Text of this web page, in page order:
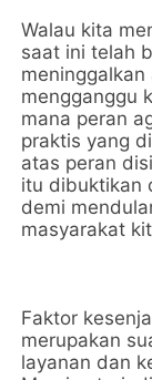
Walau kita
saat ini telah
mengganggu
mana peran
praktis yang
atas peran
itu dibuktikan
demi
masyarakat
Faktor
merupakan
layanan dan